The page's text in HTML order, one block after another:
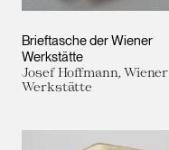
Brieftasche der Wiener
Werkstätte
Josef Hoffmann, Wiener
Werkstätte